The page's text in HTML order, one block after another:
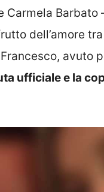
Carmela Barbato
dell’amore tra
avuto
ufficiale e la